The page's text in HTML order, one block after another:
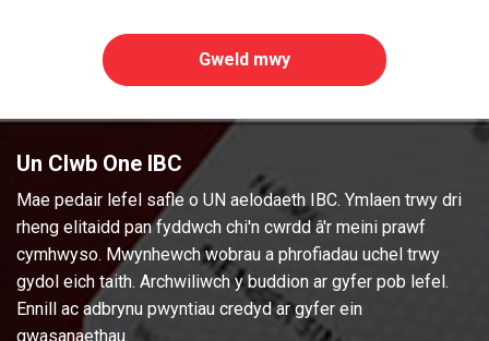
Gweld mwy
Un Clwb One IBC
Mae pedair lefel safle o UN aelodaeth IBC. Ymlaen trwy dri
rheng elitaidd pan fyddwch chi'n cwrdd â'r meini prawf
cymhwyso. Mwynhewch wobrau a phrofiadau uchel trwy
gydol eich taith. Archwiliwch y buddion ar gyfer pob lefel.
Ennill ac adbrynu pwyntiau credyd ar gyfer ein
gwasanaethau.